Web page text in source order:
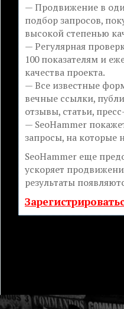
— Продвижение в
подбор запросов,
высокой степенью
— Регулярная
100 показателям и
качества проекта.
— Все известные
вечные ссылки,
отзывы, статьи,
— SeoHammer
запросы, на которые
SeoHammer еще
ускоряет
результаты